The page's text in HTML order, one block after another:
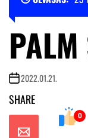
2022.01.21.
SHARE
0